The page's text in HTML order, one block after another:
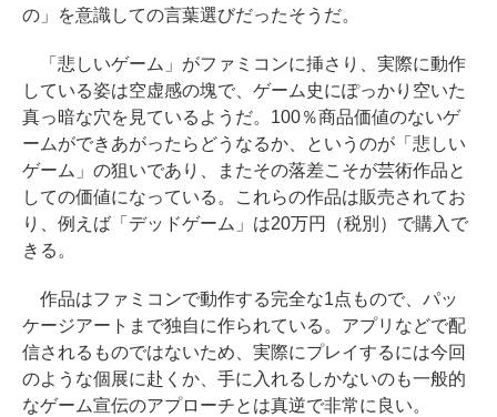
の」を意識しての言葉選びだったそうだ。
「悲しいゲーム」がファミコンに挿さり、実際に動作
している姿は空虚感の塊で、ゲーム史にぽっかり空いた
真っ暗な穴を見ているようだ。100％商品価値のないゲ
ームができあがったらどうなるか、というのが「悲しい
ゲーム」の狙いであり、またその落差こそが芸術作品と
しての価値になっている。これらの作品は販売されてお
り、例えば「デッドゲーム」は20万円（税別）で購入で
きる。
作品はファミコンで動作する完全な1点もので、パッ
ケージアートまで独自に作られている。アプリなどで配
信されるものではないため、実際にプレイするには今回
のような個展に赴くか、手に入れるしかないのも一般的
なゲーム宣伝のアプローチとは真逆で非常に良い。